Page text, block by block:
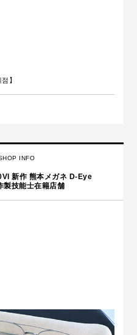
】
INFO
新作 熊本メガネ D-Eye
技能士在籍店舗